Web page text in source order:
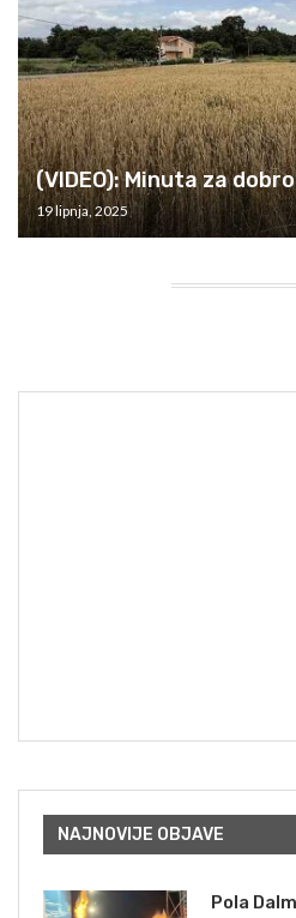
(VIDEO): Minuta za
19 lipnja, 2025
NAJNOVIJE OBJAVE
Pola